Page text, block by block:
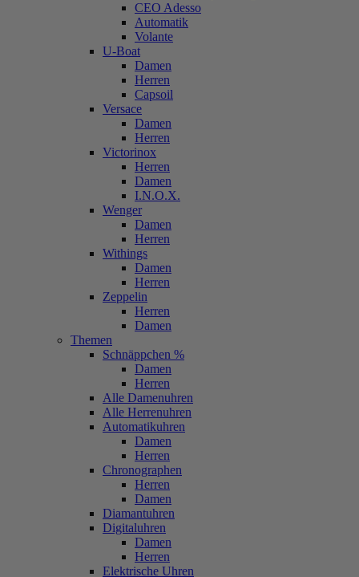
CEO Adesso
Automatik
Volante
U-Boat
Damen
Herren
Capsoil
Versace
Damen
Herren
Victorinox
Herren
Damen
I.N.O.X.
Wenger
Damen
Herren
Withings
Damen
Herren
Zeppelin
Herren
Damen
Themen
Schnäppchen %
Damen
Herren
Alle Damenuhren
Alle Herrenuhren
Automatikuhren
Damen
Herren
Chronographen
Herren
Damen
Diamantuhren
Digitaluhren
Damen
Herren
Elektrische Uhren